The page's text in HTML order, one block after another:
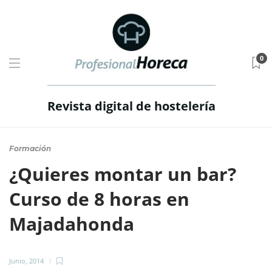
Revista digital de hostelería
0
Formación
¿Quieres montar un bar?
Curso de 8 horas en
Majadahonda
Junio, 2014